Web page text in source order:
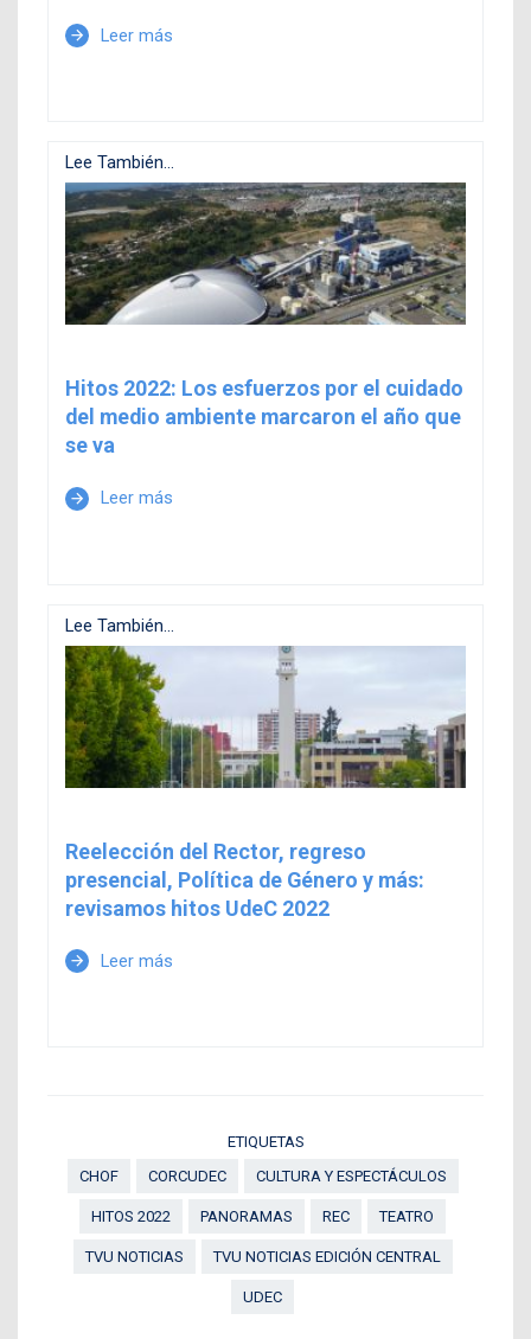
arrow_forward Leer más
Lee También...
Hitos 2022: Los esfuerzos por el cuidado
del medio ambiente marcaron el año que
se va
arrow_forward Leer más
Lee También...
Reelección del Rector, regreso
presencial, Política de Género y más:
revisamos hitos UdeC 2022
arrow_forward Leer más
ETIQUETAS
CHOF
CORCUDEC CULTURA Y ESPECTÁCULOS
HITOS 2022 PANORAMAS REC TEATRO
TVU NOTICIAS TVU NOTICIAS EDICIÓN CENTRAL
UDEC